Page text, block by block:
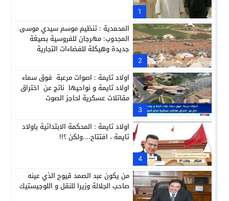
13:37 عطش أولاد تايمة وسياسة “الحبة والقبة”: هل أصبح الماء إنجازاً
1
2
المحمدية : تنظيم موسم سيدي موسى
المجدوب: مهرجان للفروسية بصيغة
جديدة وهيكلة للفضاءات التجارية
3
اولاد تايمة : اصوات مرعبة فوق سماء
اولاد تايمة و نواحيها ناتج عن اختراق
مقاتلات عسكرية لحاجز الصوت
4
اولاد تايمة : المحكمة الابتدائية باولاد
تايمة ، افتتاح….ولكن ؟!!
من يكون عبد الصمد قيوح الذي عينه
صاحب الجلالة وزيرا للنقل و اللوجيستيك